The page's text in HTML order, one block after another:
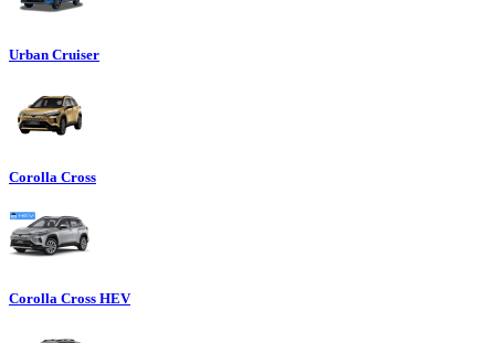
Urban Cruiser
Corolla Cross
Corolla Cross HEV